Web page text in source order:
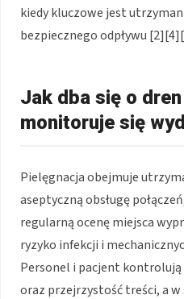
kiedy kluczowe jest
bezpiecznego odpływu
Jak dba się o
monitoruje się
Pielęgnacja obejmuje
aseptyczną obsługę
regularną ocenę miejsca
ryzyko infekcji i
Personel i pacjent kontrolują
oraz przejrzystość treści, a